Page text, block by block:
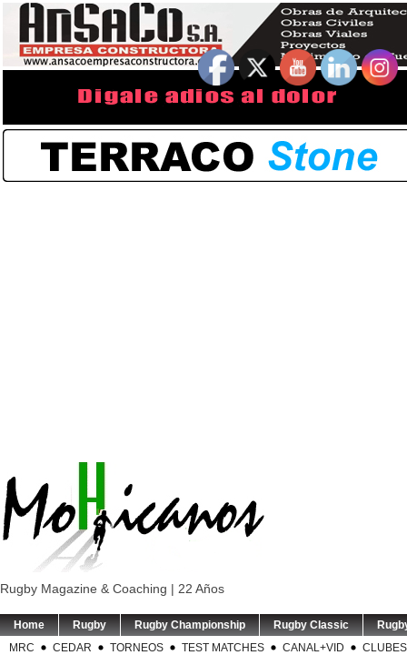
Rugby Magazine & Coaching | 22 Años
Home Rugby Rugby Championship Rugby Classic
MRC
CEDAR TORNEOS TEST MATCHES CANAL+VID CLUBES